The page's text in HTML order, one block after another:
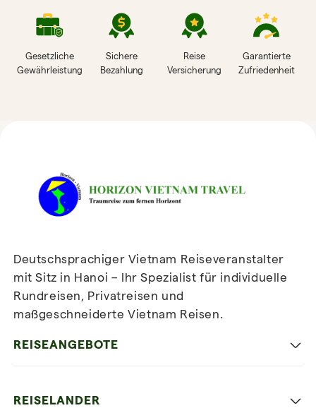
Gesetzliche
Gewährleistung
Sichere
Bezahlung
Reise
Versicherung
Garantierte
Zufriedenheit
Newsletterabonnieren
Deutschsprachiger Vietnam Reiseveranstalter
mit Sitz in Hanoi – Ihr Spezialist für individuelle
Rundreisen, Privatreisen und
maßgeschneiderte Vietnam Reisen.
REISEANGEBOTE
REISELANDER